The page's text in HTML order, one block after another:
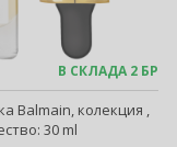
В СКЛАДА 2 БР
Balmain, колекция ,
30 ml